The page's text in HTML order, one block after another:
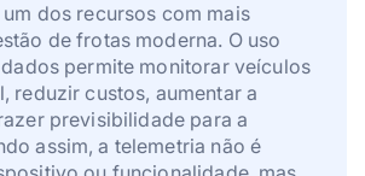
dos recursos com mais
de frotas moderna. O uso
permite monitorar veículos
reduzir custos, aumentar a
previsibilidade para a
assim, a telemetria não é